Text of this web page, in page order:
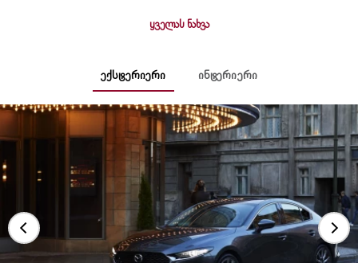
ᲧᲕᲔᲚᲐᲡ ᲜᲐᲮᲕᲐ
Ექსტერიერი Ინტერიერი